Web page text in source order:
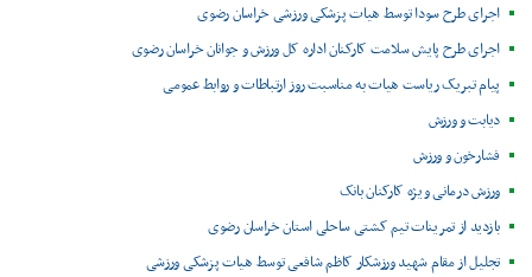
اجرای طرح سودا توسط هیات پزشکی ورزشی خراسان رضوی
اجرای طرح پایش سلامت کارکنان اداره کل ورزش و جوانان خراسان رضوی
پیام تبریک ریاست هیات به مناسبت روز ارتباطات و روابط عمومی
دیابت و ورزش
فشارخون و ورزش
ورزش درمانی ویژه کارکنان بانک
بازدید از تمرینات تیم کشتی ساحلی استان خراسان رضوی
تجلیل از مقام شهید ورزشکار کاظم شافعی توسط هیات پزشکی ورزشی